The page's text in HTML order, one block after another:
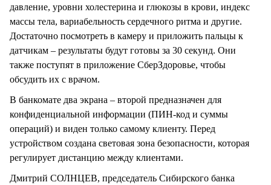
давление, уровни холестерина и глюкозы в крови, индекс
массы тела, вариабельность сердечного ритма и другие.
Достаточно посмотреть в камеру и приложить пальцы к
датчикам – результаты будут готовы за 30 секунд. Они
также поступят в приложение СберЗдоровье, чтобы
обсудить их с врачом.
В банкомате два экрана – второй предназначен для
конфиденциальной информации (ПИН-код и суммы
операций) и виден только самому клиенту. Перед
устройством создана световая зона безопасности, которая
регулирует дистанцию между клиентами.
Дмитрий СОЛНЦЕВ, председатель Сибирского банка